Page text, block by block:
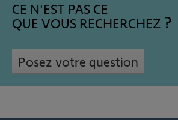
CE N'EST PAS CE
QUE VOUS RECHERCHEZ
Posez votre question